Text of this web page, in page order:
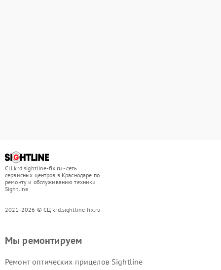
СЦ krd.sightline-fix.ru - сеть
сервисных центров в Краснодаре по
ремонту и обслуживанию техники
Sightline
2021-2026 © СЦ krd.sightline-fix.ru
Мы ремонтируем
Ремонт оптических прицелов Sightline